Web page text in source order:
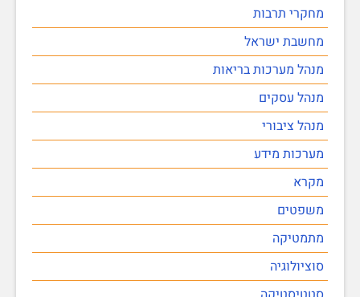
מחקרי תרבות
מחשבת ישראל
מנהל מערכות בריאות
מנהל עסקים
מנהל ציבורי
מערכות מידע
מקרא
משפטים
מתמטיקה
סוציולוגיה